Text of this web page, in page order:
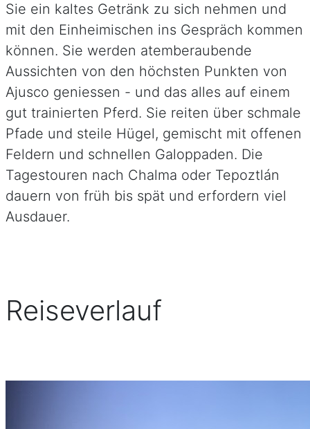
Sie ein kaltes Getränk zu sich nehmen und
mit den Einheimischen ins Gespräch kommen
können. Sie werden atemberaubende
Aussichten von den höchsten Punkten von
Ajusco geniessen - und das alles auf einem
gut trainierten Pferd. Sie reiten über schmale
Pfade und steile Hügel, gemischt mit offenen
Feldern und schnellen Galoppaden. Die
Tagestouren nach Chalma oder Tepoztlán
dauern von früh bis spät und erfordern viel
Ausdauer.
Reiseverlauf